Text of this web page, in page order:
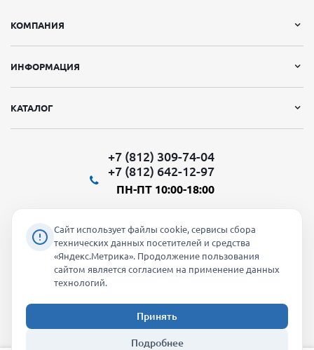
КОМПАНИЯ
ИНФОРМАЦИЯ
КАТАЛОГ
+7 (812) 309-74-04
+7 (812) 642-12-97
ПН-ПТ 10:00-18:00
Мы в социальных сетях:
2026 © "Молти" - оптовый магазин
info@molti-shop.ru
Сайт использует файлы cookie, сервисы сбора
технических данных посетителей и средства
«Яндекс.Метрика». Продолжение пользования
сайтом является согласием на применение данных
технологий.
Принять
Подробнее